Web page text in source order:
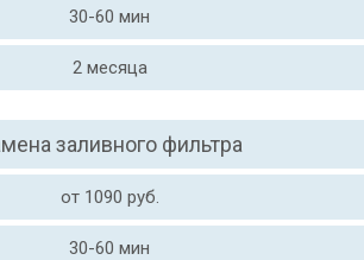
30-60 мин
2 месяца
заливного фильтра
от 1090 руб.
30-60 мин